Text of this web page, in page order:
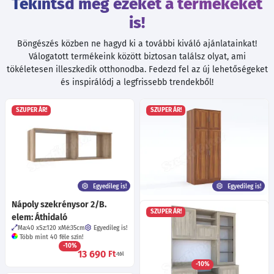
Tekintsd meg ezeket a termékeket
is!
Böngészés közben ne hagyd ki a további kiváló ajánlatainkat!
Válogatott termékeink között biztosan találsz olyat, ami
tökéletesen illeszkedik otthonodba. Fedezd fel az új lehetőségeket
és inspirálódj a legfrissebb trendekből!
SZUPER ÁR!
Egyedileg is!
Nápoly szekrénysor 2/B.
elem: Áthidaló
Ma:40 Sz:120 Mé:35cm
Egyedileg is!
Több mint 40 féle szín!
-10%
13 690 Ft-tól
SZUPER ÁR!
Egyedileg is!
Baron szekrénysor, 1. elem:
80-as ruhás
Mé:50cm
Egyedileg is!
Több mint 40 féle szín!
41 féle fogó!
-10%
SZUPER ÁR!